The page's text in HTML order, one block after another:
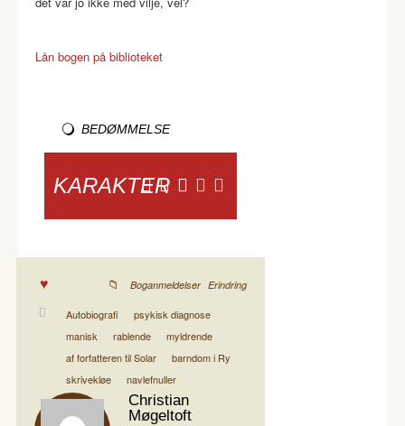
Lån bogen på biblioteket
BEDØMMELSE
KARAKTER
Boganmeldelser, Erindring
Autobiografi
psykisk diagnose
manisk
rablende
myldrende
af forfatteren til Solar
barndom i Ry
skrivekløe
navlefnuller
Christian
Møgeltoft